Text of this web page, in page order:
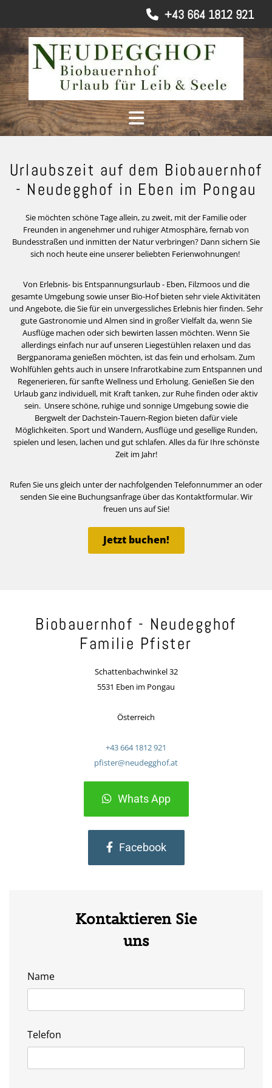
 +43 664 1812 921
Urlaubszeit auf dem Biobauernhof
- Neudegghof in Eben im Pongau
Sie möchten schöne Tage allein, zu zweit, mit der Familie oder
Freunden in angenehmer und ruhiger Atmosphäre, fernab von
Bundesstraßen und inmitten der Natur verbringen? Dann sichern Sie
sich noch heute eine unserer beliebten Ferienwohnungen!
Von Erlebnis- bis Entspannungsurlaub - Eben, Filzmoos und die
gesamte Umgebung sowie unser Bio-Hof bieten sehr viele Aktivitäten
und Angebote, die Sie für ein unvergessliches Erlebnis hier finden. Sehr
gute Gastronomie und Almen sind in großer Vielfalt da, wenn Sie
Ausflüge machen oder sich bewirten lassen möchten. Wenn Sie
allerdings einfach nur auf unseren Liegestühlen relaxen und das
Bergpanorama genießen möchten, ist das fein und erholsam. Zum
Wohlfühlen gehts auch in unsere Infrarotkabine zum Entspannen und
Regenerieren, für sanfte Wellness und Erholung. Genießen Sie den
Urlaub ganz individuell, mit Kraft tanken, zur Ruhe finden oder aktiv
sein. Unsere schöne, ruhige und sonnige Umgebung sowie die
Bergwelt der Dachstein-Tauern-Region bieten dafür viele
Möglichkeiten. Sport und Wandern, Ausflüge und gesellige Runden,
spielen und lesen, lachen und gut schlafen. Alles da für Ihre schönste
Zeit im Jahr!
Rufen Sie uns gleich unter der nachfolgenden Telefonnummer an oder
senden Sie eine Buchungsanfrage über das Kontaktformular. Wir
freuen uns auf Sie!
Jetzt buchen!
Biobauernhof - Neudegghof
Familie Pfister
Schattenbachwinkel 32
5531 Eben im Pongau
Österreich
+43 664 1812 921
pfister@neudegghof.at
Whats App
Facebook
Kontaktieren Sie
uns
Name
Telefon